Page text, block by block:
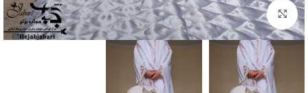
Click to enlarge